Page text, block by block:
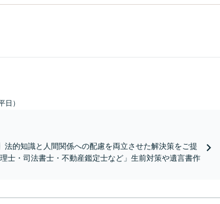
日）
法的知識と人間関係への配慮を両立させた解決策をご提
士・司法書士・不動産鑑定士など」生前対策や遺言書作